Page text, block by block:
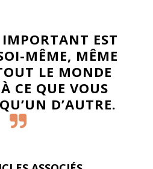
IMPORTANT EST
MÊME, MÊME
LE MONDE
CE QUE VOUS
D’AUTRE.